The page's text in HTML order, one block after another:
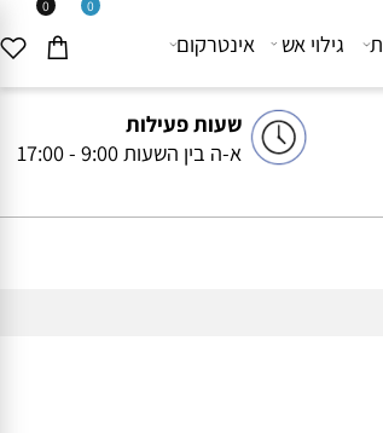
שעות פעילות
א-ה בין השעות 9:00 - 17:00
0 0
גילוי אש אינטרקום